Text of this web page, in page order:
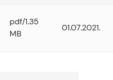
pdf/1.35
MB
01.07.2021.